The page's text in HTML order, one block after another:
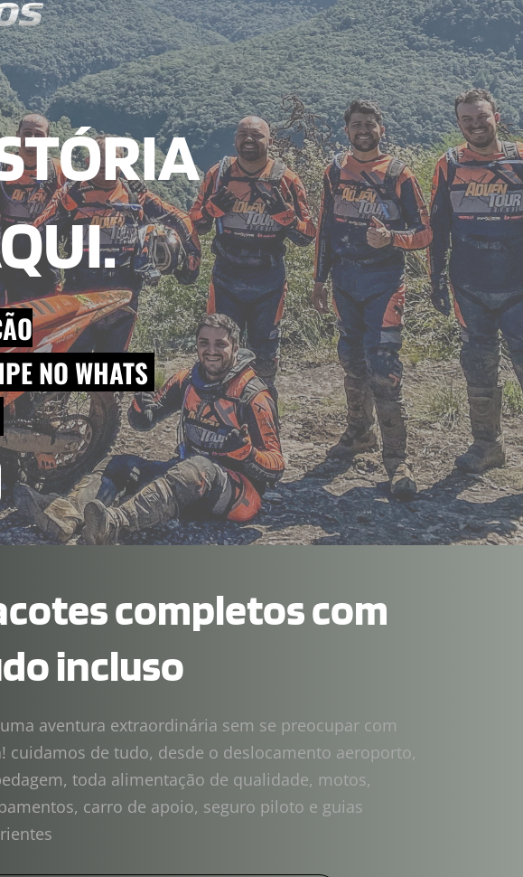
NO WHATS
completos com
incluso
aventura extraordinária sem se preocupar com
cuidamos de tudo, desde o deslocamento aeroporto,
toda alimentação de qualidade, motos,
carro de apoio, seguro piloto e guias